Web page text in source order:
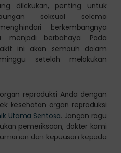
dilakukan, penting untuk
seksual selama
berkembangnya
menjadi berbahaya. Pada
ini akan sembuh dalam
setelah melakukan
reproduksi Anda dengan
kesehatan organ reproduksi
Utama Sentosa. Jangan ragu
pemeriksaan, dokter kami
dan kepuasan kepada